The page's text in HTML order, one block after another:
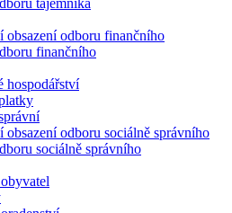
tajemníka
obsazení odboru finančního
finančního
hospodářství
obsazení odboru sociálně správního
sociálně správního